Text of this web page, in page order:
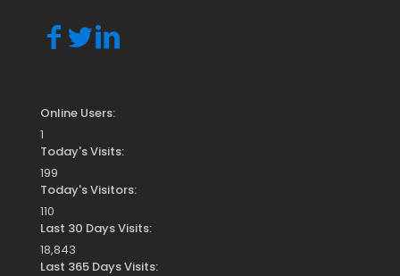
Online Users:
1
Today's Visits:
199
Today's Visitors:
110
Last 30 Days Visits:
18,843
Last 365 Days Visits: